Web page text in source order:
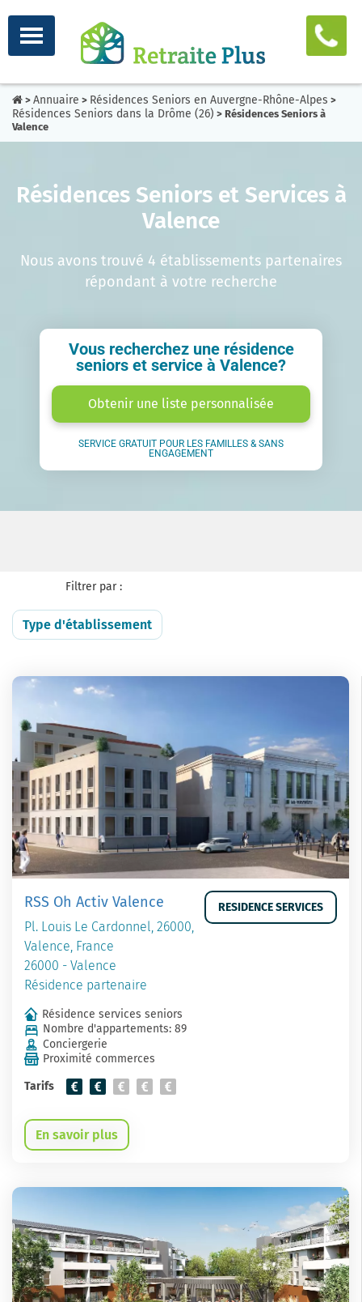
> Annuaire > Résidences Seniors en Auvergne-Rhône-Alpes >
Résidences Seniors dans la Drôme (26) > Résidences Seniors à
Valence
Résidences Seniors et Services à
Valence
Nous avons trouvé 4 établissements partenaires
répondant à votre recherche
Vous recherchez une résidence
seniors et service à Valence?
Obtenir une liste personnalisée
SERVICE GRATUIT POUR LES FAMILLES & SANS
ENGAGEMENT
Filtrer par :
Type d'établissement
RSS Oh Activ Valence
Pl. Louis Le Cardonnel, 26000,
Valence, France
26000 - Valence
Résidence partenaire
RESIDENCE SERVICES
Résidence services seniors
Nombre d'appartements: 89
Conciergerie
Proximité commerces
Tarifs
En savoir plus